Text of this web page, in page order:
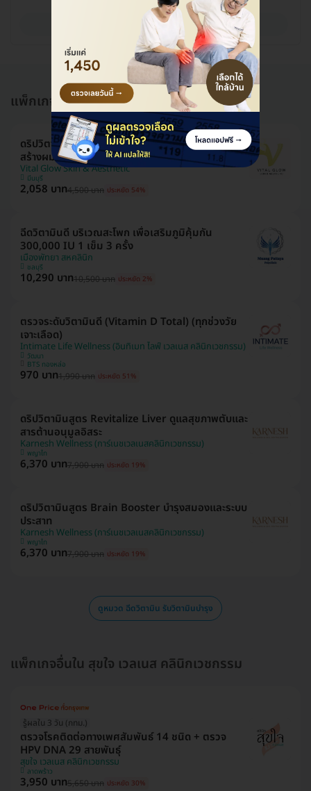
ดูรายละเอียด
แพ็กเกจอื่นใน ฉีดวิตามิน รับวิตามินบำรุง
ดริปวิตามินสูตร Healthy Hair Booster ลดผมร่วง
สร้างผมขึ้นใหม่
Vital Glow Skin & Aesthetic
มีนบุรี
2,058 บาท4,500 บาท ประหยัด 54%
ฉีดวิตามินดี บริเวณสะโพก เพื่อเสริมภูมิคุ้มกัน
300,000 IU 1 เข็ม 3 ครั้ง
เมืองพัทยา สหคลินิก
ชลบุรี
10,290 บาท10,500 บาท ประหยัด 2%
ตรวจระดับวิตามินดี (Vitamin D Total) (ทุกช่วงวัย
เจาะเลือด)
Intimate Life Wellness (อินทิเมท ไลฟ์ เวลเนส คลินิกเวชกรรม)
วัฒนา
BTS ทองหล่อ
970 บาท1,990 บาท ประหยัด 51%
ดริปวิตามินสูตร Revitalize Liver ดูแลสุขภาพตับและ
สารต้านอนุมูลอิสระ
Karnesh Wellness (การ์เนชเวลเนสคลินิกเวชกรรม)
พญาไท
6,370 บาท7,900 บาท ประหยัด 19%
ดริปวิตามินสูตร Brain Booster บำรุงสมองและระบบ
ประสาท
Karnesh Wellness (การ์เนชเวลเนสคลินิกเวชกรรม)
พญาไท
6,370 บาท7,900 บาท ประหยัด 19%
ดูหมวด ฉีดวิตามิน รับวิตามินบำรุง
แพ็กเกจอื่นใน สุขใจ เวลเนส คลินิกเวชกรรม
รู้ผลใน 3 วัน (กทม.)
ตรวจโรคติดต่อทางเพศสัมพันธ์ 14 ชนิด + ตรวจ
HPV DNA 29 สายพันธุ์
สุขใจ เวลเนส คลินิกเวชกรรม
ลาดพร้าว
3,950 บาท5,650 บาท ประหยัด 30%